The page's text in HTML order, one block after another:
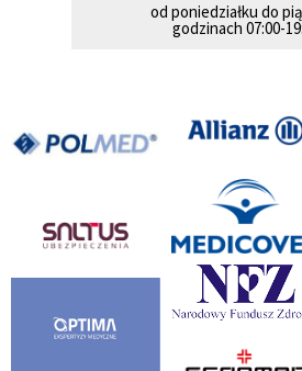
od poniedziałku do
godzinach 07:00-